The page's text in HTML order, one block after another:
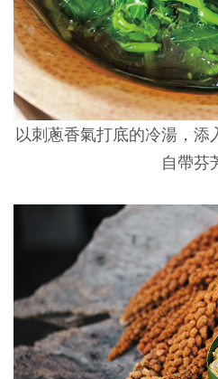
以刺蔥香氣打底的冷湯，添
自帶芬